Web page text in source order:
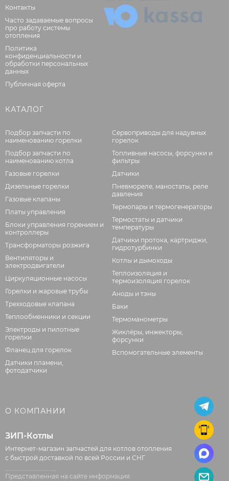
Контакты
Часто задаваемые вопросы
про работу системы
отопления
Политика
конфиденциальности и
обработки персональных
данных
Публичная оферта
КАТАЛОГ
Подбор запчасти по
наименованию горелки
Подбор запчасти по
наименованию котла
Газовые горелки
Дизельные горелки
Газовые клапаны
Платы управления
Блоки управления горением и
контроллеры
Трансформаторы розжига
Вентиляторы и
электродвигатели
Циркуляционные насосы
Горелки и жаровые трубы
Трехходовые клапана
Теплообменники и секции
Электроды и пилотные
горелки
Фланец для горелок
Датчики пламени,
фотодатчики
Сервоприводы для надувных
горелок
Топливные насосы, форсунки и
фильтры
Датчики
Пневмореле, маностаты, реле
давления
Термопары и термогенераторы
Термостаты и датчики
температуры
Датчики протока, картриджи,
гидротурбинки
Котлы и дымоходы
Теплоизоляция и
термоизоляция горелок
Аноды и тэны
Баки
Термоманометры
Жиклёры, инжекторы,
форсунки
Вспомогательные элементы
О КОМПАНИИ
ЗИП-Котлы
Интернет-магазин запчастей для котлов отопления
с быстрой доставкой по всей России и СНГ
Представленная на сайте информация